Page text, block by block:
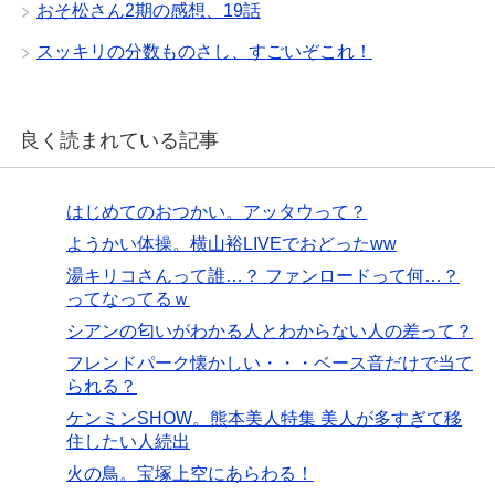
おそ松さん2期の感想、19話
スッキリの分数ものさし、すごいぞこれ！
良く読まれている記事
はじめてのおつかい。アッタウって？
ようかい体操。横山裕LIVEでおどったww
湯キリコさんって誰…？ ファンロードって何…？
ってなってるｗ
シアンの匂いがわかる人とわからない人の差って？
フレンドパーク懐かしい・・・ベース音だけで当て
られる？
ケンミンSHOW。熊本美人特集 美人が多すぎて移
住したい人続出
火の鳥。宝塚上空にあらわる！